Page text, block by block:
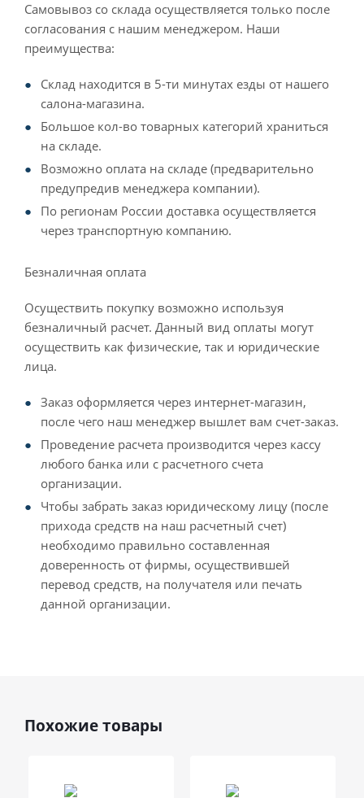
Самовывоз со склада осуществляется только после
согласования с нашим менеджером. Наши
преимущества:
Склад находится в 5-ти минутах езды от нашего
салона-магазина.
Большое кол-во товарных категорий храниться
на складе.
Возможно оплата на складе (предварительно
предупредив менеджера компании).
По регионам России доставка осуществляется
через транспортную компанию.
Безналичная оплата
Осуществить покупку возможно используя
безналичный расчет. Данный вид оплаты могут
осуществить как физические, так и юридические
лица.
Заказ оформляется через интернет-магазин,
после чего наш менеджер вышлет вам счет-заказ.
Проведение расчета производится через кассу
любого банка или с расчетного счета
организации.
Чтобы забрать заказ юридическому лицу (после
прихода средств на наш расчетный счет)
необходимо правильно составленная
доверенность от фирмы, осуществившей
перевод средств, на получателя или печать
данной организации.
Похожие товары